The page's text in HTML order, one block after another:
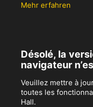
Mehr erfahren
Désolé, la
navigateur
Veuillez mettre à
toutes les
Hall.